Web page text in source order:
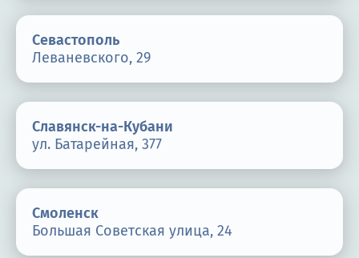
Севастополь
Леваневского, 29
Славянск-на-Кубани
ул. Батарейная, 377
Смоленск
Большая Советская улица, 24